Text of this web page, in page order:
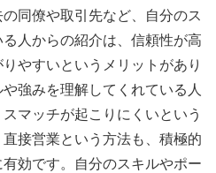
同僚や取引先など、自分のス
人からの紹介は、信頼性が高
やすいというメリットがあり
強みを理解してくれている人
マッチが起こりにくいという
接営業という方法も、積極的
効です。自分のスキルやポー